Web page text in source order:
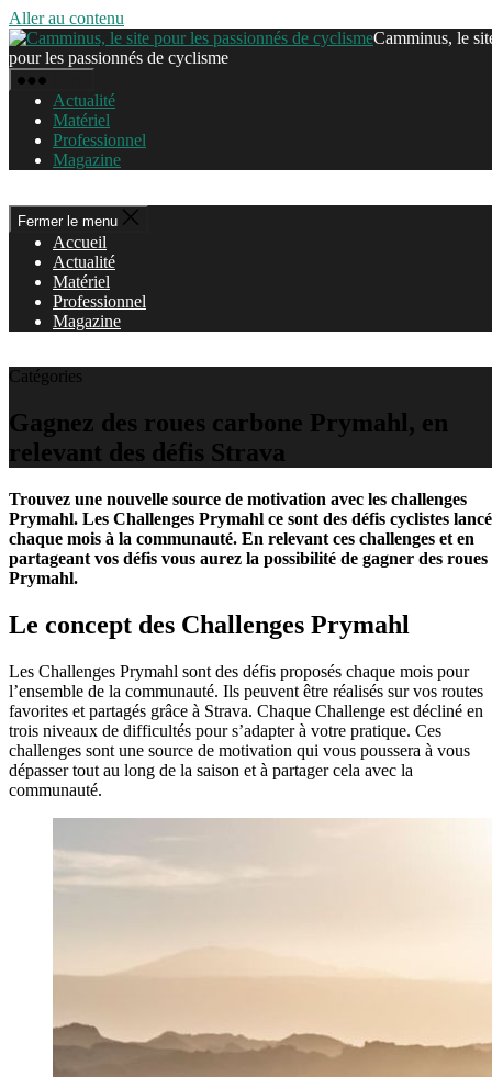
Aller au contenu
Camminus, le
pour les passionnés de cyclisme
Actualité
Matériel
Professionnel
Magazine
Fermer le menu
Accueil
Actualité
Matériel
Professionnel
Magazine
Catégories
Gagnez des roues carbone Prymahl, en
relevant des défis Strava
Trouvez une nouvelle source de motivation avec les challenges
Prymahl. Les Challenges Prymahl ce sont des défis cyclistes
chaque mois à la communauté. En relevant ces challenges et en
partageant vos défis vous aurez la possibilité de gagner des roues
Prymahl.
Le concept des Challenges Prymahl
Les Challenges Prymahl sont des défis proposés chaque mois pour
l’ensemble de la communauté. Ils peuvent être réalisés sur vos routes
favorites et partagés grâce à Strava. Chaque Challenge est décliné en
trois niveaux de difficultés pour s’adapter à votre pratique. Ces
challenges sont une source de motivation qui vous poussera à vous
dépasser tout au long de la saison et à partager cela avec la
communauté.